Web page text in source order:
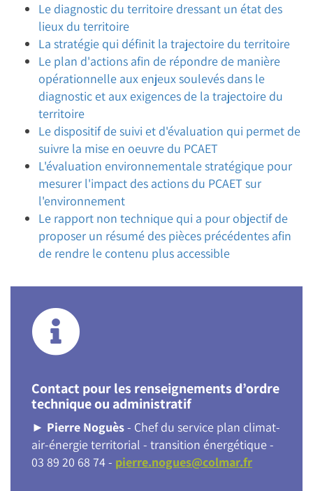
Le diagnostic du territoire dressant un état des
lieux du territoire
La stratégie qui définit la trajectoire du territoire
Le plan d'actions afin de répondre de manière
opérationnelle aux enjeux soulevés dans le
diagnostic et aux exigences de la trajectoire du
territoire
Le dispositif de suivi et d'évaluation qui permet de
suivre la mise en oeuvre du PCAET
L'évaluation environnementale stratégique pour
mesurer l'impact des actions du PCAET sur
l'environnement
Le rapport non technique qui a pour objectif de
proposer un résumé des pièces précédentes afin
de rendre le contenu plus accessible
Contact pour les renseignements d’ordre
technique ou administratif
► Pierre Noguès- Chef du service plan climat-
air-énergie territorial - transition énergétique -
03 89 20 68 74 - pierre.nogues@colmar.fr